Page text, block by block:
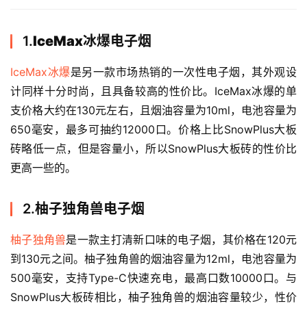
电
子
资
电
子
烟
1.IceMax冰爆电子烟
IceMax冰爆是另一款市场热销的一次性电子烟，其外观设
计同样十分时尚，且具备较高的性价比。IceMax冰爆的单
支价格大约在130元左右，且烟油容量为10ml，电池容量为
650毫安，最多可抽约12000口。价格上比SnowPlus大板
砖略低一点，但是容量小，所以SnowPlus大板砖的性价比
更高一些的。
2.柚子独角兽电子烟
柚子独角兽是一款主打清新口味的电子烟，其价格在120元
到130元之间。柚子独角兽的烟油容量为12ml，电池容量为
500毫安，支持Type-C快速充电，最高口数10000口。与
SnowPlus大板砖相比，柚子独角兽的烟油容量较少，性价